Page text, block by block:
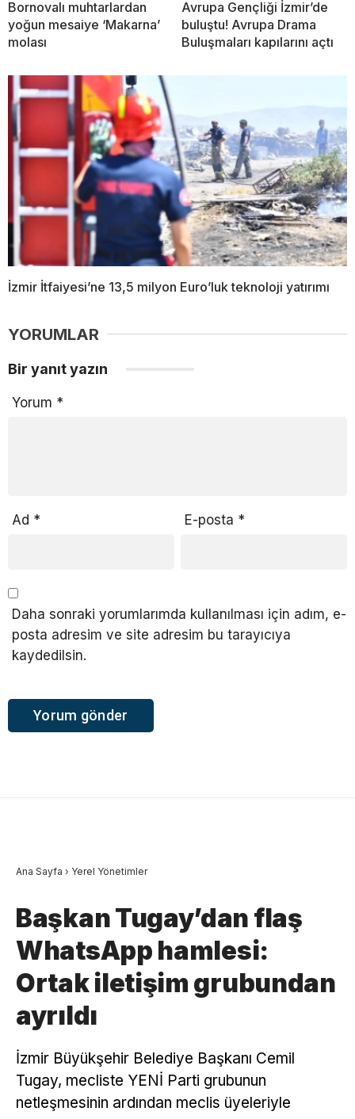
Bornovalı muhtarlardan
yoğun mesaiye ‘Makarna’
molası
Avrupa Gençliği İzmir’de
buluştu! Avrupa Drama
Buluşmaları kapılarını açtı
İzmir İtfaiyesi’ne 13,5 milyon Euro’luk teknoloji yatırımı
YORUMLAR
Bir yanıt yazın
Yorum *
Ad * E-posta *
Daha sonraki yorumlarımda kullanılması için adım, e-
posta adresim ve site adresim bu tarayıcıya
kaydedilsin.
Ana Sayfa › Yerel Yönetimler
Başkan Tugay’dan flaş
WhatsApp hamlesi:
Ortak iletişim grubundan
ayrıldı
İzmir Büyükşehir Belediye Başkanı Cemil
Tugay, mecliste YENİ Parti grubunun
netleşmesinin ardından meclis üyeleriyle